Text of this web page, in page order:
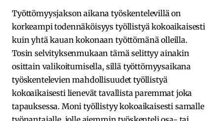
Työttömyysjakson aikana työskentelevillä on
korkeampi todennäköisyys työllistyä kokoaikaisesti
kuin yhtä kauan kokonaan työttömänä olleilla.
Tosin selvityksenmukaan tämä selittyy ainakin
osittain valikoitumisella, sillä työttömyysaikana
työskentelevien mahdollisuudet työllistyä
kokoaikaisesti lienevät tavallista paremmat joka
tapauksessa. Moni työllistyy kokoaikaisesti samalle